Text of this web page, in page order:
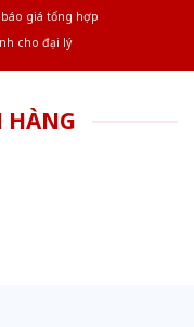
báo giá tổng hợp
cho đại lý
HÀNG